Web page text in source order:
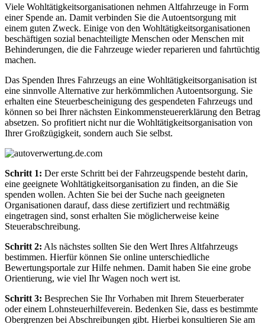
Viele Wohltätigkeitsorganisationen nehmen Altfahrzeuge in Form
einer Spende an. Damit verbinden Sie die Autoentsorgung mit
einem guten Zweck. Einige von den Wohltätigkeitsorganisationen
beschäftigen sozial benachteiligte Menschen oder Menschen mit
Behinderungen, die die Fahrzeuge wieder reparieren und fahrtüchtig
machen.
Das Spenden Ihres Fahrzeugs an eine Wohltätigkeitsorganisation ist
eine sinnvolle Alternative zur herkömmlichen Autoentsorgung. Sie
erhalten eine Steuerbescheinigung des gespendeten Fahrzeugs und
können so bei Ihrer nächsten Einkommensteuererklärung den Betrag
absetzen. So profitiert nicht nur die Wohltätigkeitsorganisation von
Ihrer Großzügigkeit, sondern auch Sie selbst.
Schritt 1: Der erste Schritt bei der Fahrzeugspende besteht darin,
eine geeignete Wohltätigkeitsorganisation zu finden, an die Sie
spenden wollen. Achten Sie bei der Suche nach geeigneten
Organisationen darauf, dass diese zertifiziert und rechtmäßig
eingetragen sind, sonst erhalten Sie möglicherweise keine
Steuerabschreibung.
Schritt 2: Als nächstes sollten Sie den Wert Ihres Altfahrzeugs
bestimmen. Hierfür können Sie online unterschiedliche
Bewertungsportale zur Hilfe nehmen. Damit haben Sie eine grobe
Orientierung, wie viel Ihr Wagen noch wert ist.
Schritt 3: Besprechen Sie Ihr Vorhaben mit Ihrem Steuerberater
oder einem Lohnsteuerhilfeverein. Bedenken Sie, dass es bestimmte
Obergrenzen bei Abschreibungen gibt. Hierbei konsultieren Sie am